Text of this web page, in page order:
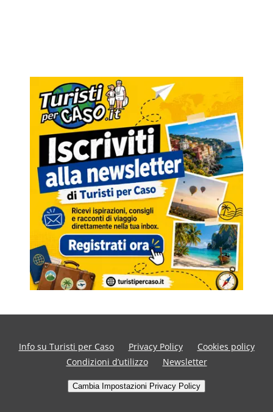
Info su Turisti per Caso Privacy Policy
Cookies policy
Condizioni d’utilizzo
Newsletter
Cambia Impostazioni Privacy Policy